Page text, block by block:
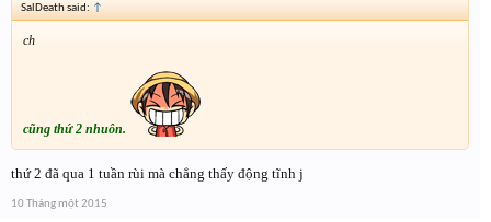
SalDeath said: ↑
ch
cũng thứ 2 nhuôn.
thứ 2 đã qua 1 tuần rùi mà chẳng thấy động tĩnh j
10 Tháng một 2015